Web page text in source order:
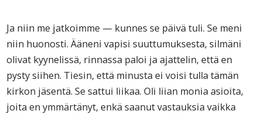
Ja niin me jatkoimme — kunnes se päivä tuli. Se meni
niin huonosti. Ääneni vapisi suuttumuksesta, silmäni
olivat kyynelissä, rinnassa paloi ja ajattelin, että en
pysty siihen. Tiesin, että minusta ei voisi tulla tämän
kirkon jäsentä. Se sattui liikaa. Oli liian monia asioita,
joita en ymmärtänyt, enkä saanut vastauksia vaikka